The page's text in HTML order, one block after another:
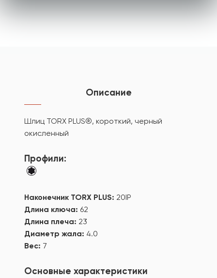
Описание
Шлиц TORX PLUS®, короткий, черный
окисленный
Профили:
Наконечник TORX PLUS: 20IP
Длина ключа: 62
Длина плеча: 23
Диаметр жала: 4.0
Вес: 7
Основные характеристики